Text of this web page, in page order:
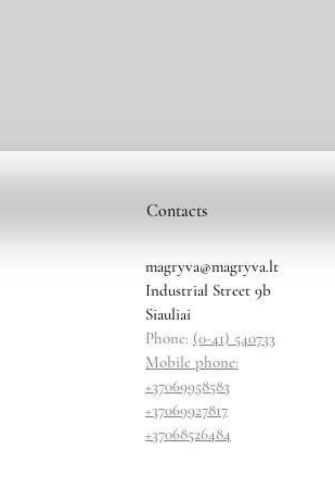
Contacts
magryva@magryva.lt
Industrial Street 9b
Siauliai
Phone: (0-41) 540733
Mobile phone:
+37069958583
+37069927817
+37068526484